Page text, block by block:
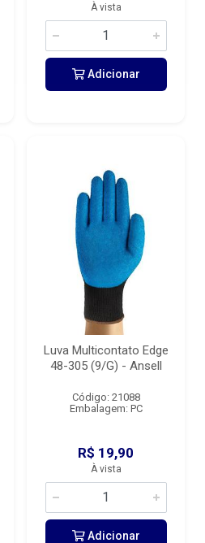
À vista
Adicionar
Luva Multicontato Edge
48-305 (9/G) - Ansell
Código: 21088
Embalagem: PC
R$ 19,90
À vista
Adicionar